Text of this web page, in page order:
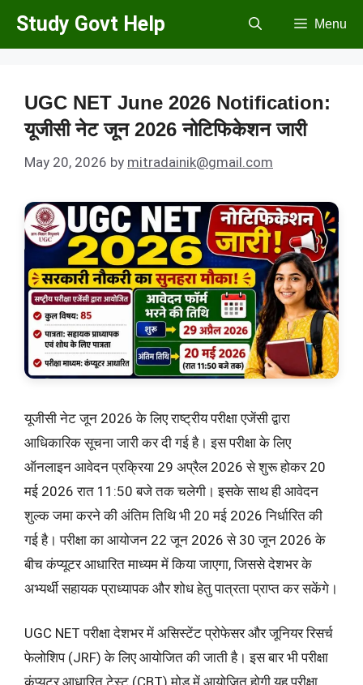
Skip
Study Govt Help Menu
UGC NET June 2026 Notification:
यूजीसी नेट जून 2026 नोटिफिकेशन जारी
May 20, 2026 by mitradainik@gmail.com
यूजीसी नेट जून 2026 के लिए राष्ट्रीय परीक्षा एजेंसी द्वारा
आधिकारिक सूचना जारी कर दी गई है। इस परीक्षा के लिए
ऑनलाइन आवेदन प्रक्रिया 29 अप्रैल 2026 से शुरू होकर 20
मई 2026 रात 11:50 बजे तक चलेगी। इसके साथ ही आवेदन
शुल्क जमा करने की अंतिम तिथि भी 20 मई 2026 निर्धारित की
गई है। परीक्षा का आयोजन 22 जून 2026 से 30 जून 2026 के
बीच कंप्यूटर आधारित माध्यम में किया जाएगा, जिससे देशभर के
अभ्यर्थी सहायक प्राध्यापक और शोध हेतु पात्रता प्राप्त कर सकेंगे।
UGC NET परीक्षा देशभर में असिस्टेंट प्रोफेसर और जूनियर रिसर्च
फेलोशिप (JRF) के लिए आयोजित की जाती है। इस बार भी परीक्षा